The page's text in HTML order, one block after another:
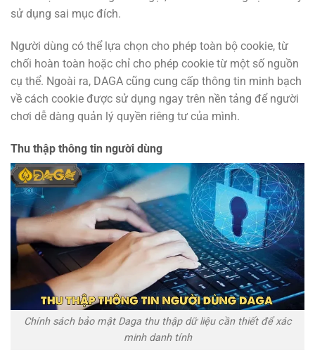
sử dụng sai mục đích.
Người dùng có thể lựa chọn cho phép toàn bộ cookie, từ
chối hoàn toàn hoặc chỉ cho phép cookie từ một số nguồn
cụ thể. Ngoài ra, DAGA cũng cung cấp thông tin minh bạch
về cách cookie được sử dụng ngay trên nền tảng để người
chơi dễ dàng quản lý quyền riêng tư của mình.
Thu thập thông tin người dùng
Chính sách bảo mật Daga thu thập dữ liệu cần thiết để xác
minh danh tính